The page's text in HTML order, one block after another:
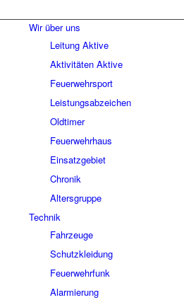
Wir über uns
Leitung Aktive
Aktivitäten Aktive
Feuerwehrsport
Leistungsabzeichen
Oldtimer
Feuerwehrhaus
Einsatzgebiet
Chronik
Altersgruppe
Technik
Fahrzeuge
Schutzkleidung
Feuerwehrfunk
Alarmierung